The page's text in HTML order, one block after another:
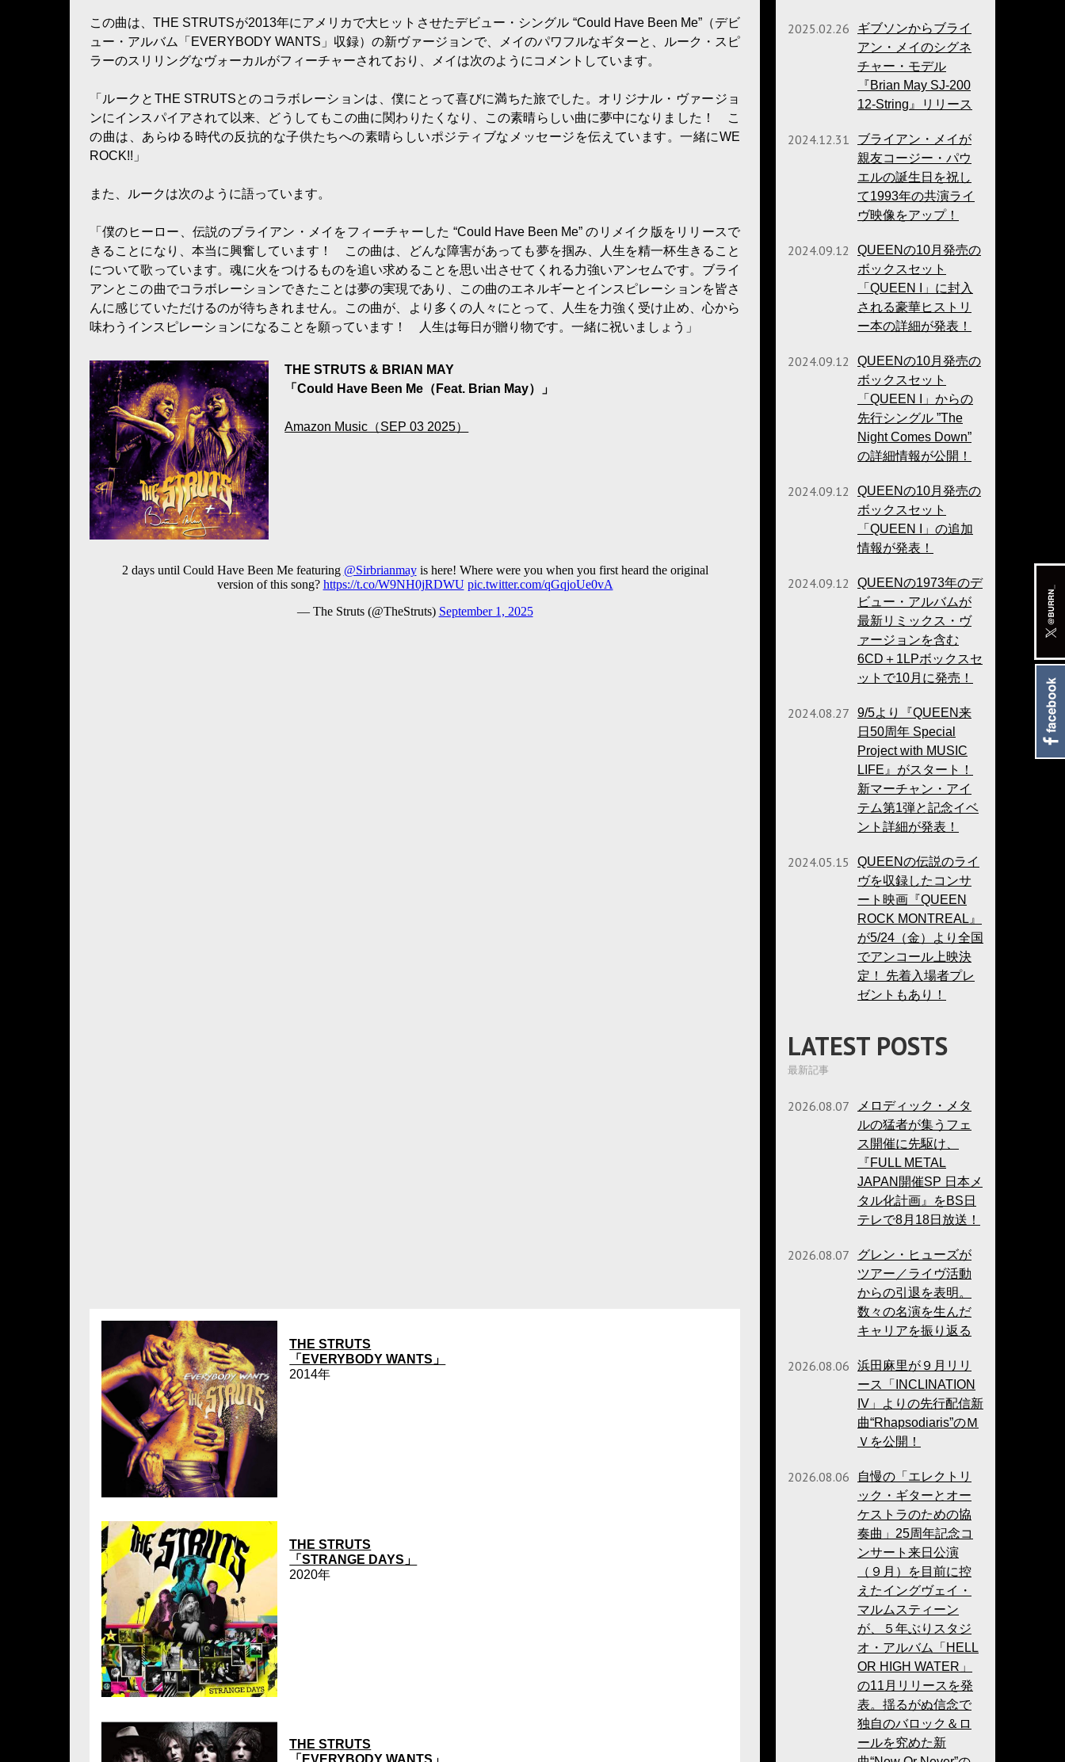
この曲は、THE STRUTSが2013年にアメリカで大ヒットさせたデビュー・シングル “Could Have Been Me”（デビ
ュー・アルバム「EVERYBODY WANTS」収録）の新ヴァージョンで、メイのパワフルなギターと、ルーク・スピ
ラーのスリリングなヴォーカルがフィーチャーされており、メイは次のようにコメントしています。
「ルークとTHE STRUTSとのコラボレーションは、僕にとって喜びに満ちた旅でした。オリジナル・ヴァージョ
ンにインスパイアされて以来、どうしてもこの曲に関わりたくなり、この素晴らしい曲に夢中になりました！ こ
の曲は、あらゆる時代の反抗的な子供たちへの素晴らしいポジティブなメッセージを伝えています。一緒にWE
ROCK!!」
また、ルークは次のように語っています。
「僕のヒーロー、伝説のブライアン・メイをフィーチャーした “Could Have Been Me” のリメイク版をリリースで
きることになり、本当に興奮しています！ この曲は、どんな障害があっても夢を掴み、人生を精一杯生きること
について歌っています。魂に火をつけるものを追い求めることを思い出させてくれる力強いアンセムです。ブライ
アンとこの曲でコラボレーションできたことは夢の実現であり、この曲のエネルギーとインスピレーションを皆さ
んに感じていただけるのが待ちきれません。この曲が、より多くの人々にとって、人生を力強く受け止め、心から
味わうインスピレーションになることを願っています！ 人生は毎日が贈り物です。一緒に祝いましょう」
THE STRUTS & BRIAN MAY
「Could Have Been Me（Feat. Brian May）」
Amazon Music（SEP 03 2025）
THE STRUTS
「EVERYBODY WANTS」
2014年
THE STRUTS
「STRANGE DAYS」
2020年
THE STRUTS
「EVERYBODY WANTS」
2025.02.26
ギブソンからブライ
アン・メイのシグネ
チャー・モデル
『Brian May SJ-200
12-String』リリース
2024.12.31
ブライアン・メイが
親友コージー・パウ
エルの誕生日を祝し
て1993年の共演ライ
ヴ映像をアップ！
2024.09.12
QUEENの10月発売の
ボックスセット
「QUEEN I」に封入
される豪華ヒストリ
ー本の詳細が発表！
2024.09.12
QUEENの10月発売の
ボックスセット
「QUEEN I」からの
先行シングル ”The
Night Comes Down”
の詳細情報が公開！
2024.09.12
QUEENの10月発売の
ボックスセット
「QUEEN I」の追加
情報が発表！
2024.09.12
QUEENの1973年のデ
ビュー・アルバムが
最新リミックス・ヴ
ァージョンを含む
6CD＋1LPボックスセ
ットで10月に発売！
2024.08.27
9/5より『QUEEN来
日50周年 Special
Project with MUSIC
LIFE』がスタート！
新マーチャン・アイ
テム第1弾と記念イベ
ント詳細が発表！
2024.05.15
QUEENの伝説のライ
ヴを収録したコンサ
ート映画『QUEEN
ROCK MONTREAL』
が5/24（金）より全国
でアンコール上映決
定！ 先着入場者プレ
ゼントもあり！
LATEST POSTS
最新記事
2026.08.07
メロディック・メタ
ルの猛者が集うフェ
ス開催に先駆け、
『FULL METAL
JAPAN開催SP 日本メ
タル化計画』をBS日
テレで8月18日放送！
2026.08.07
グレン・ヒューズが
ツアー／ライヴ活動
からの引退を表明。
数々の名演を生んだ
キャリアを振り返る
2026.08.06
浜田麻里が９月リリ
ース「INCLINATION
IV」よりの先行配信新
曲“Rhapsodiaris”のＭ
Ｖを公開！
2026.08.06
自慢の「エレクトリ
ック・ギターとオー
ケストラのための協
奏曲」25周年記念コ
ンサート来日公演
（９月）を目前に控
えたイングヴェイ・
マルムスティーン
が、５年ぶりスタジ
オ・アルバム「HELL
OR HIGH WATER」
の11月リリースを発
表。揺るがぬ信念で
独自のバロック＆ロ
ールを究めた新